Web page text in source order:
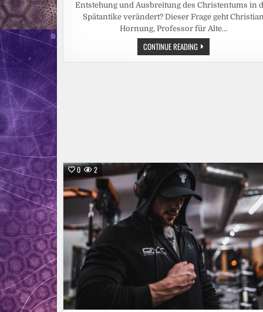
Entstehung und Ausbreitung des Christentums in
Spätantike verändert? Dieser Frage geht Christian
Hornung, Professor für Alte…
CONTINUE READINGWIE
DAS
CHRISTENTUM
0 2